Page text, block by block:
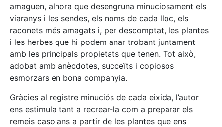
amaguen, alhora que desengruna minuciosament els
viaranys i les sendes, els noms de cada lloc, els
raconets més amagats i, per descomptat, les plantes
i les herbes que hi podem anar trobant juntament
amb les principals propietats que tenen. Tot això,
adobat amb anècdotes, succeïts i copiosos
esmorzars en bona companyia.
Gràcies al registre minuciós de cada eixida, l’autor
ens estimula tant a recrear-la com a preparar els
remeis casolans a partir de les plantes que ens